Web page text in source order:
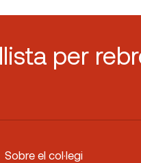
per
Sobre el col·legi